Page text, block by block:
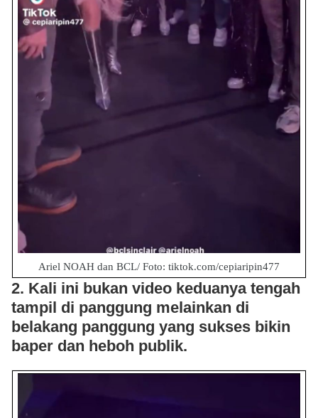
Ariel NOAH dan BCL/ Foto: tiktok.com/cepiaripin477
2. Kali ini bukan video keduanya tengah
tampil di panggung melainkan di
belakang panggung yang sukses bikin
baper dan heboh publik.